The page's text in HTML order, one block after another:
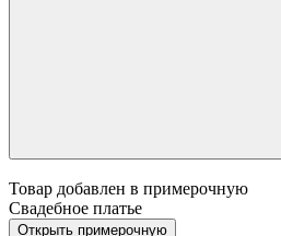
Товар добавлен в примерочную
Свадебное платье
Открыть примерочную